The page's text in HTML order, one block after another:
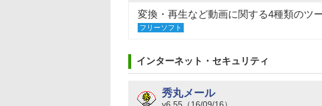
変換・再生など動画に関する4種類のツ
フリーソフト
インターネット・セキュリティ
秀丸メール